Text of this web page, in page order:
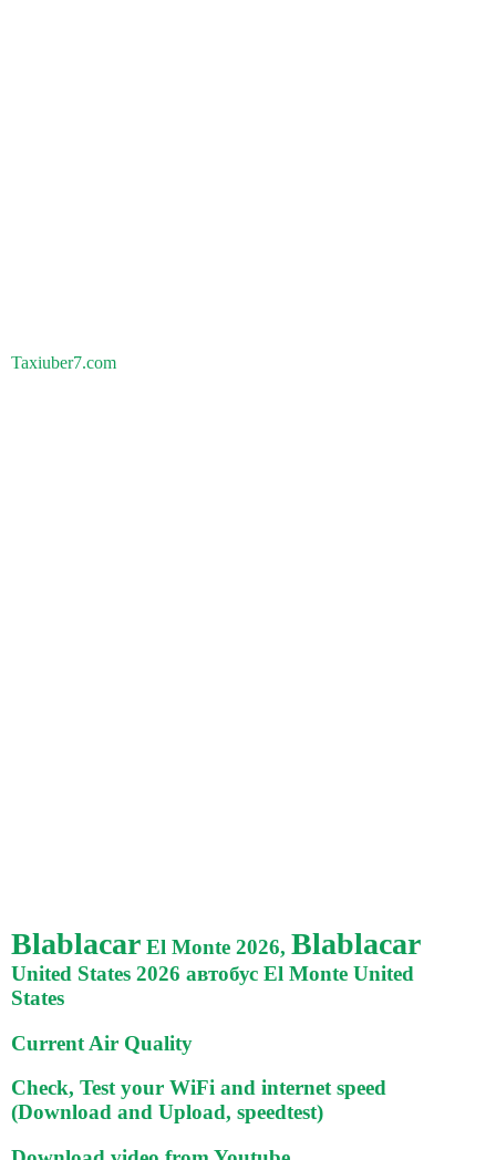
Taxiuber7.com
Blablacar El Monte 2026, Blablacar
United States 2026 автобус El Monte United
States
Current Air Quality
Check, Test your WiFi and internet speed
(Download and Upload, speedtest)